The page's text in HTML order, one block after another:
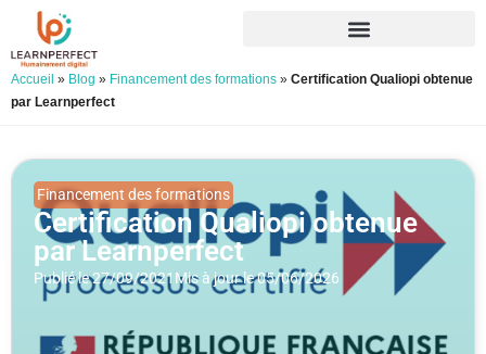
Accueil » Blog » Financement des formations » Certification Qualiopi obtenue
par Learnperfect
Financement des formations
Certification Qualiopi obtenue
par Learnperfect
Publié le 27/09/2021 Mis à jour le 05/06/2026